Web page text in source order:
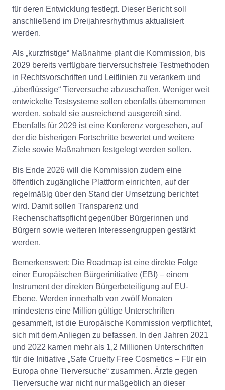
für deren Entwicklung festlegt. Dieser Bericht soll
anschließend im Dreijahresrhythmus aktualisiert
werden.
Als „kurzfristige“ Maßnahme plant die Kommission, bis
2029 bereits verfügbare tierversuchsfreie Testmethoden
in Rechtsvorschriften und Leitlinien zu verankern und
„überflüssige“ Tierversuche abzuschaffen. Weniger weit
entwickelte Testsysteme sollen ebenfalls übernommen
werden, sobald sie ausreichend ausgereift sind.
Ebenfalls für 2029 ist eine Konferenz vorgesehen, auf
der die bisherigen Fortschritte bewertet und weitere
Ziele sowie Maßnahmen festgelegt werden sollen.
Bis Ende 2026 will die Kommission zudem eine
öffentlich zugängliche Plattform einrichten, auf der
regelmäßig über den Stand der Umsetzung berichtet
wird. Damit sollen Transparenz und
Rechenschaftspflicht gegenüber Bürgerinnen und
Bürgern sowie weiteren Interessengruppen gestärkt
werden.
Bemerkenswert: Die Roadmap ist eine direkte Folge
einer Europäischen Bürgerinitiative (EBI) – einem
Instrument der direkten Bürgerbeteiligung auf EU-
Ebene. Werden innerhalb von zwölf Monaten
mindestens eine Million gültige Unterschriften
gesammelt, ist die Europäische Kommission verpflichtet,
sich mit dem Anliegen zu befassen. In den Jahren 2021
und 2022 kamen mehr als 1,2 Millionen Unterschriften
für die Initiative „Safe Cruelty Free Cosmetics – Für ein
Europa ohne Tierversuche“ zusammen. Ärzte gegen
Tierversuche war nicht nur maßgeblich an dieser